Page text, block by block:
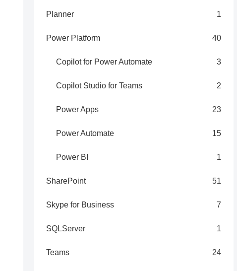
Planner 1
Power Platform 40
Copilot for Power Automate 3
Copilot Studio for Teams 2
Power Apps 23
Power Automate 15
Power BI 1
SharePoint 51
Skype for Business 7
SQLServer 1
Teams 24